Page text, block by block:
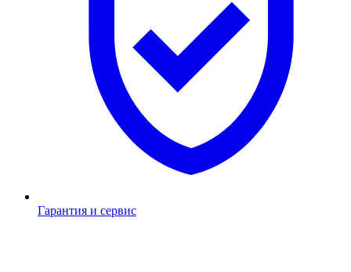
Гарантия и сервис